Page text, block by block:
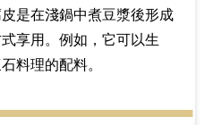
是在淺鍋中煮豆漿後形成
享用。例如，它可以生
料理的配料。